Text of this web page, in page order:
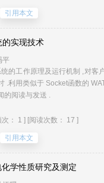
引用本文
的实现技术
平
的工作原理及运行机制 ,对客
.利用类似于 Socket函数的
的阅读与发送 .
次： 1 ] [阅读次数： 17 ]
引用本文
化学性质研究及测定